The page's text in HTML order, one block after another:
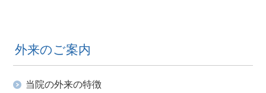
外来のご案内
当院の外来の特徴